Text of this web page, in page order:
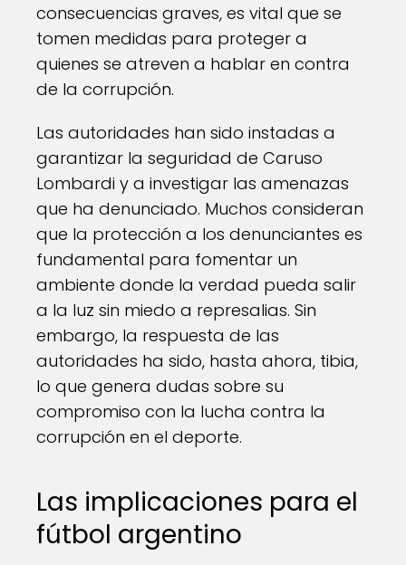
consecuencias graves, es vital que se
tomen medidas para proteger a
quienes se atreven a hablar en contra
de la corrupción.
Las autoridades han sido instadas a
garantizar la seguridad de Caruso
Lombardi y a investigar las amenazas
que ha denunciado. Muchos consideran
que la protección a los denunciantes es
fundamental para fomentar un
ambiente donde la verdad pueda salir
a la luz sin miedo a represalias. Sin
embargo, la respuesta de las
autoridades ha sido, hasta ahora, tibia,
lo que genera dudas sobre su
compromiso con la lucha contra la
corrupción en el deporte.
Las implicaciones para el
fútbol argentino